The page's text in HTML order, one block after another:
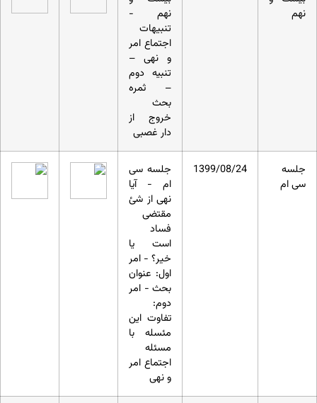
نهم
نهم -
تنبیهات
اجتماع امر
و نهی –
تنبیه دوم
– ثمره
بحث
خروج از
دار غصبی
جلسه
سی ام
1399/08/24
جلسه سی
ام - آیا
نهی از شئ
مقتضی
فساد
است یا
خیر؟ - امر
اول: عنوان
بحث - امر
دوم:
تفاوت این
مئسله با
مسئله
اجتماع امر
و نهی